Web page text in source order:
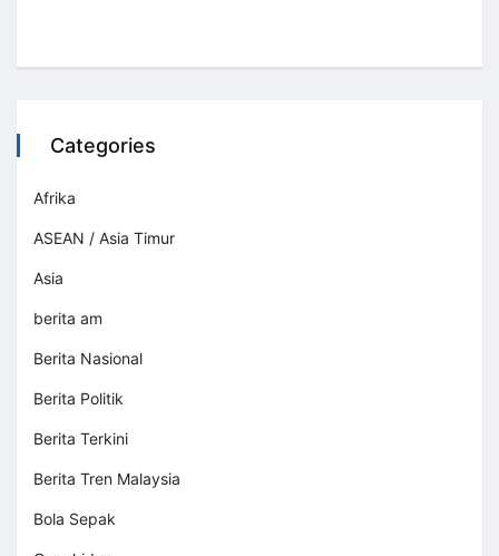
Categories
Afrika
ASEAN / Asia Timur
Asia
berita am
Berita Nasional
Berita Politik
Berita Terkini
Berita Tren Malaysia
Bola Sepak